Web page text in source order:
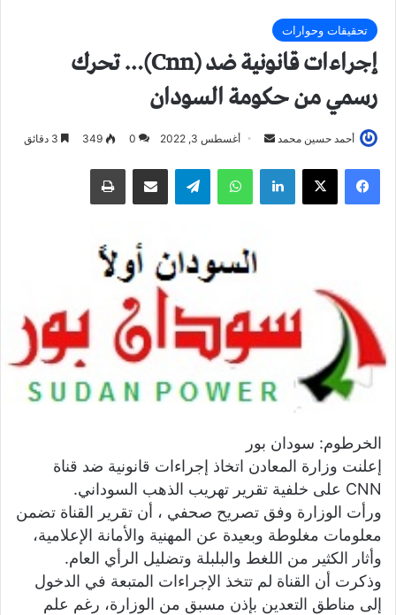
تحقيقات وحوارات
إجراءات قانونية ضد (Cnn)… تحرك
رسمي من حكومة السودان
أحمد حسين محمد
ل
إ
ل
ت
أغسطس 3, 2022 0
349
فيسبوك لينكدإن واتساب
الخرطوم: سودان بور
إعلنت وزارة المعادن اتخاذ إجراءات قانونية ضد قناة
CNN على خلفية تقرير تهريب الذهب السوداني.
ورأت الوزارة وفق تصريح صحفي ، أن تقرير القناة تضمن
معلومات مغلوطة وبعيدة عن المهنية والأمانة الإعلامية،
وأثار الكثير من اللغط والبلبلة وتضليل الرأي العام.
وذكرت أن القناة لم تتخذ الإجراءات المتبعة في الدخول
إلى مناطق التعدين بإذن مسبق من الوزارة، رغم علم